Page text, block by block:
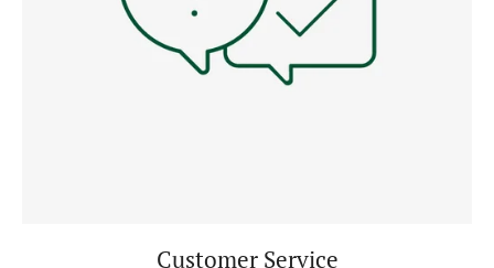
Customer Service